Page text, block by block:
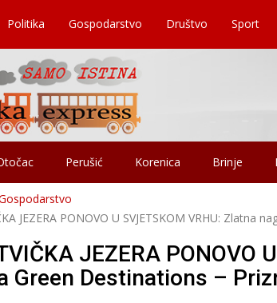
Politika Gospodarstvo Društvo Sport
Perušić Korenica Brinje
JEZERA PONOVO U SVJETSKOM VRHU:
JEZERA PONOVO
Green Destinations –